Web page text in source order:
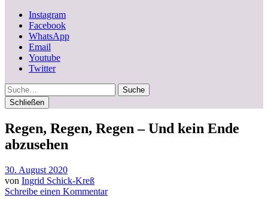
Instagram
Facebook
WhatsApp
Email
Youtube
Twitter
Suche
Schließen
Regen, Regen, Regen – Und kein Ende
abzusehen
30. August 2020
von Ingrid Schick-Kreß
Schreibe einen Kommentar